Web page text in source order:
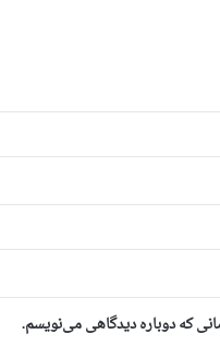
که دوباره دیدگاهی می‌نویسم.